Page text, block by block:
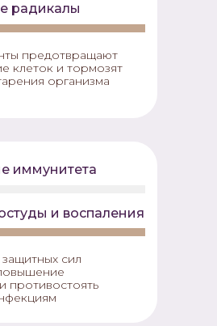
предотвращают
клеток и тормозят
организма
радикалы
сил
противостоять
иммунитета
и воспаления